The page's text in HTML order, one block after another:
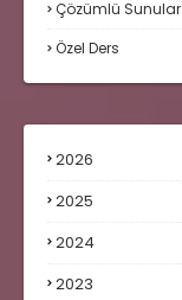
Çözümlü Sunular
Özel Ders
2026
2025
2024
2023